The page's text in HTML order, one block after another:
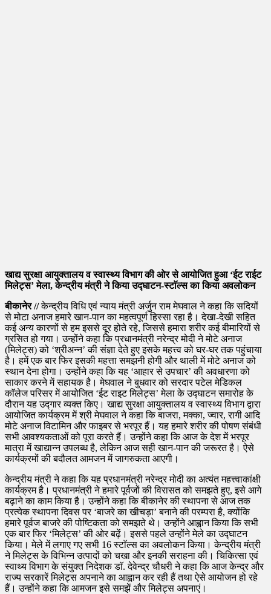
खाद्य सुरक्षा आयुक्तालय व स्वास्थ्य विभाग की ओर से आयोजित हुआ ‘ईट राईट
मिलेट्स’ मेला, केन्द्रीय मंत्री ने किया उद्घाटन-स्टाॅल्स का किया अवलोकन
बीकानेर //केन्द्रीय विधि एवं न्याय मंत्री अर्जुन राम मेघवाल ने कहा कि सदियों
से मोटा अनाज हमारे खान-पान का महत्वपूर्ण हिस्सा रहा है। देखा-देखी सहित
कई अन्य कारणों से हम इससे दूर होते रहे, जिससे हमारा शरीर कई बीमारियों से
ग्रसित हो गया। उन्होंने कहा कि प्रधानमंत्री नरेन्द्र मोदी ने मोटे अनाज
(मिलेट्स) को ‘श्रीअन्न’ की संज्ञा देते हुए इसके महत्त्व को घर-घर तक पहुंचाया
है। हमें एक बार फिर इसकी महत्ता समझनी होगी और थाली में मोटे अनाज को
स्थान देना होगा। उन्होंने कहा कि यह ‘आहार से उपचार’ की अवधारणा को
साकार करने में सहायक है। मेघवाल ने बुधवार को सरदार पटेल मेडिकल
काॅलेज परिसर में आयोजित ‘ईट राइट मिलेट्स’ मेला के उद्घाटन समारोह के
दौरान यह उद्गार व्यक्त किए। खाद्य सुरक्षा आयुक्तालय व स्वास्थ्य विभाग द्वारा
आयोजित कार्यक्रम में श्री मेघवाल ने कहा कि बाजरा, मक्का, ज्वार, रागी आदि
मोटे अनाज विटामिन और फाइबर से भरपूर हैं। यह हमारे शरीर की पोषण संबंधी
सभी आवश्यकताओं को पूरा करते हैं। उन्होंने कहा कि आज के देश में भरपूर
मात्रा में खाद्यान्न उपलब्ध है, लेकिन आज सही खान-पान की जरूरत है। ऐसे
कार्यक्रमों की बदौलत आमजन में जागरुकता आएगी।
केन्द्रीय मंत्री ने कहा कि यह प्रधानमंत्री नरेन्द्र मोदी का अत्यंत महत्त्वाकांक्षी
कार्यक्रम है। प्रधानमंत्री ने हमारे पूर्वजों की विरासत को समझते हुए, इसे आगे
बढ़ाने का काम किया है। उन्होंने कहा कि बीकानेर की स्थापना से आज तक
प्रत्येक स्थापना दिवस पर ‘बाजरे का खीचड़ा’ बनाने की परम्परा है, क्योंकि
हमारे पूर्वज बाजरे की पोष्टिकता को समझते थे। उन्होंने आह्वान किया कि सभी
एक बार फिर ‘मिलेट्स’ की ओर बढ़ें। इससे पहले उन्होंने मेले का उद्घाटन
किया। मेले में लगाए गए सभी 16 स्टाॅल्स का अवलोकन किया। केन्द्रीय मंत्री
ने मिलेट्स के विभिन्न उत्पादों को चखा और इनकी सराहना की। चिकित्सा एवं
स्वाथ्य विभाग के संयुक्त निदेशक डाॅ. देवेन्द्र चौधरी ने कहा कि आज केन्द्र और
राज्य सरकारें मिलेट्स अपनाने का आह्वान कर रही हैं तथा ऐसे आयोजन हो रहे
हैं। उन्होंने कहा कि आमजन इसे समझें और मिलेट्स अपनाएं।